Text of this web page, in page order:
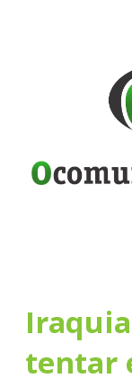
tentar